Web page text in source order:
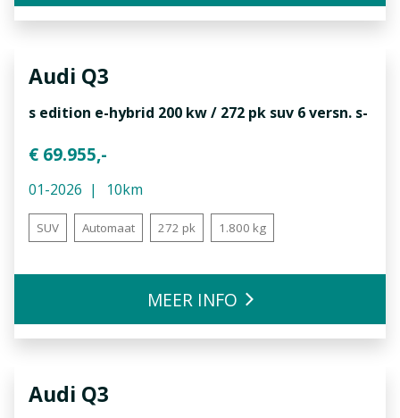
Audi Q3
s edition e-hybrid 200 kw / 272 pk suv 6 versn. s-
€ 69.955,-
01-2026 10km
SUV Automaat 272 pk 1.800 kg
MEER INFO
Audi Q3